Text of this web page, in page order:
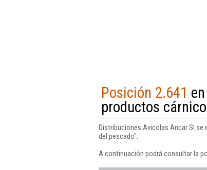
Posición 2.641
productos
Distribuciones Avicolas Ancar Sl se
del pescado".
A continuación podrá consultar la